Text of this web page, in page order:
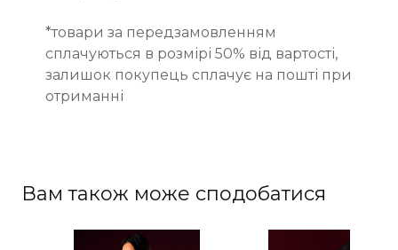
*товари за передзамовленням
сплачуються в розмірі 50% від вартості,
залишок покупець сплачує на пошті при
отриманні
Вам також може сподобатися